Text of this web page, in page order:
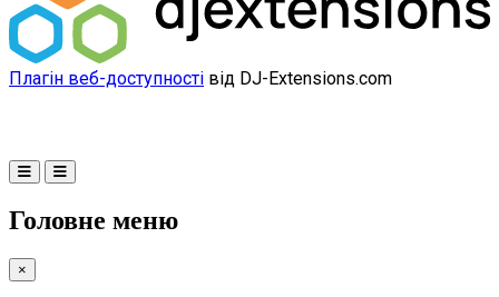
Плагін веб-доступності від DJ-Extensions.com
Головне меню
×